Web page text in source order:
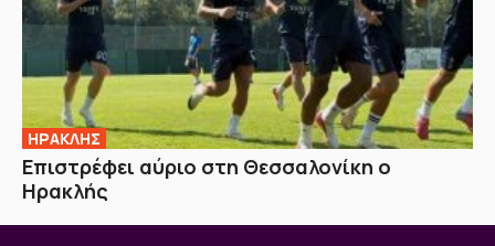
ΗΡΑΚΛΗΣ
Επιστρέφει αύριο στη Θεσσαλονίκη ο
Ηρακλής